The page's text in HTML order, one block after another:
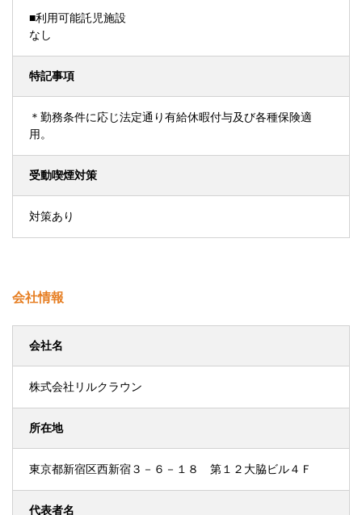
■利用可能託児施設
なし
特記事項
＊勤務条件に応じ法定通り有給休暇付与及び各種保険適
用。
受動喫煙対策
対策あり
会社情報
会社名
株式会社リルクラウン
所在地
東京都新宿区西新宿３－６－１８ 第１２大脇ビル４Ｆ
代表者名